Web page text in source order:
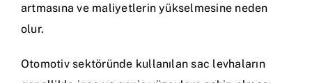
artmasına ve maliyetlerin yükselmesine neden
olur.
Otomotiv sektöründe kullanılan sac levhaların